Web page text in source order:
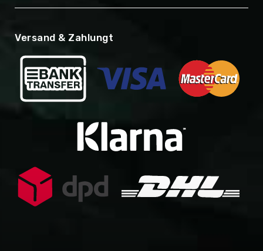
Versand & Zahlungt